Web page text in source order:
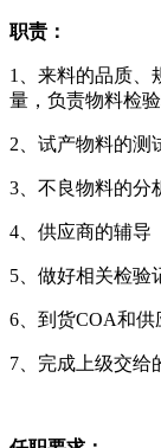
职责：
1、来料的品质、
量，负责物料检
2、试产物料的测
3、不良物料的分
4、供应商的辅导
5、做好相关检验
6、到货COA和供
7、完成上级交给